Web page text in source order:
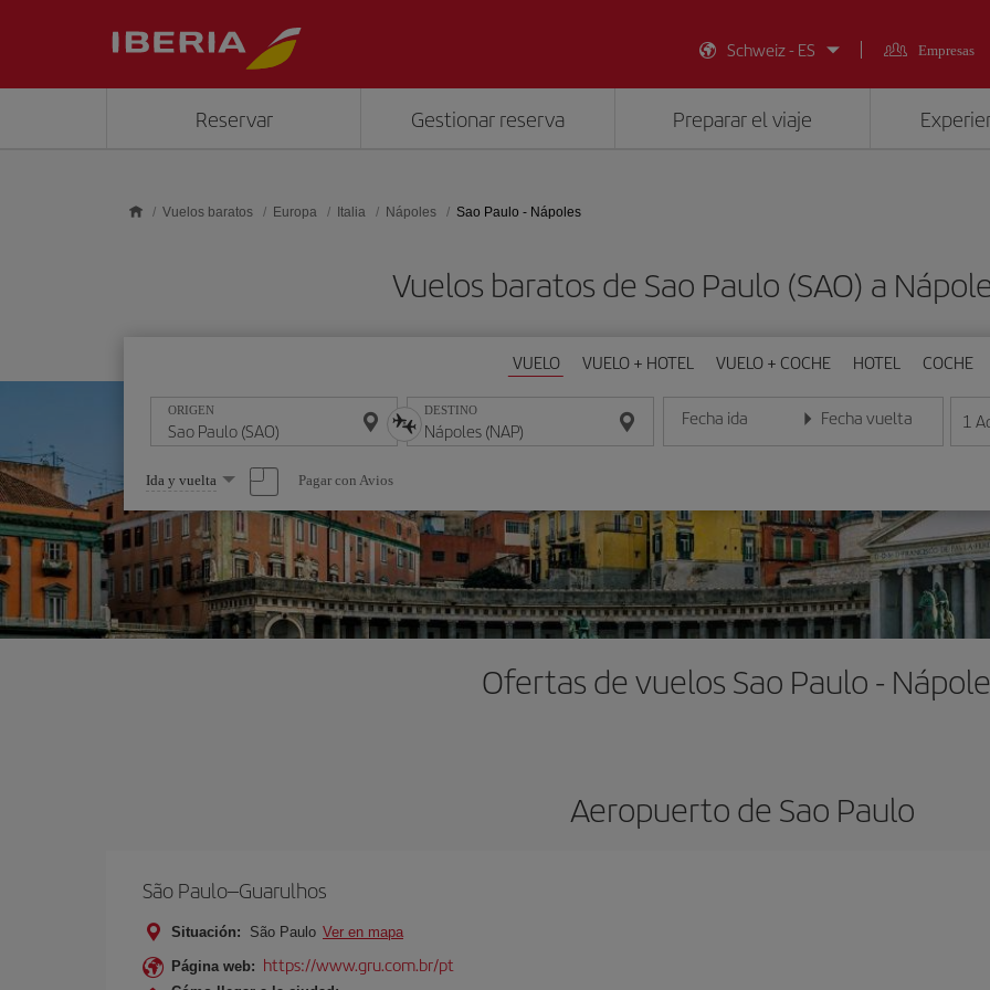
Schweiz - ES
Empresas
Reservar Gestionar reserva Preparar el viaje
Vuelos baratos Europa Italia Nápoles Sao Paulo - Nápoles
Vuelos baratos de Sao Paulo (SAO) a
VUELO VUELO + HOTEL VUELO + COCHE HOTEL COCHE
ORIGEN DESTINO Fecha ida
Introduce la fecha en formato día/mes/año
Fecha vuelta
Introduce la fecha en 1
Seleccione
una
opción
Ida y vuelta Pagar con Avios
Ofertas de vuelos Sao Paulo -
Aeropuerto de Sao Paulo
São Paulo–Guarulhos
Situación: São Paulo Ver en mapa
Página web: https://www.gru.com.br/pt